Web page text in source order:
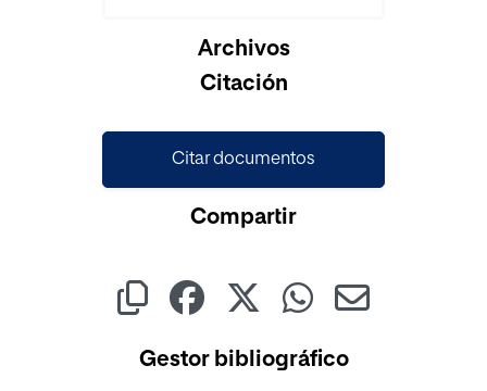
Archivos
Citación
Citar documentos
Compartir
Gestor bibliográfico